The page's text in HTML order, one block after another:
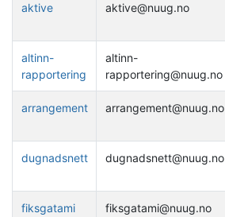
aktive aktive@nuug.no
altinn-
rapportering
altinn-
rapportering@nuug.no
arrangement arrangement@nuug.no
dugnadsnett dugnadsnett@nuug.no
fiksgatami fiksgatami@nuug.no